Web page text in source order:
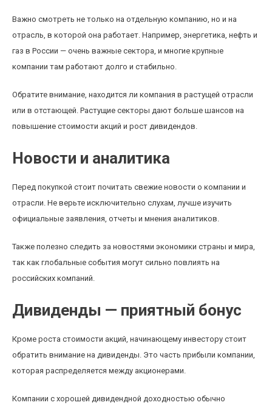
Важно смотреть не только на отдельную компанию, но и на
отрасль, в которой она работает. Например, энергетика, нефть и
газ в России — очень важные сектора, и многие крупные
компании там работают долго и стабильно.
Обратите внимание, находится ли компания в растущей отрасли
или в отстающей. Растущие секторы дают больше шансов на
повышение стоимости акций и рост дивидендов.
Новости и аналитика
Перед покупкой стоит почитать свежие новости о компании и
отрасли. Не верьте исключительно слухам, лучше изучить
официальные заявления, отчеты и мнения аналитиков.
Также полезно следить за новостями экономики страны и мира,
так как глобальные события могут сильно повлиять на
российских компаний.
Дивиденды — приятный бонус
Кроме роста стоимости акций, начинающему инвестору стоит
обратить внимание на дивиденды. Это часть прибыли компании,
которая распределяется между акционерами.
Компании с хорошей дивидендной доходностью обычно